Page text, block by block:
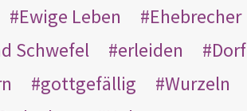
Ewige Leben
Ehebrecher
Schwefel erleiden
Dorf
gottgefällig
Wurzeln